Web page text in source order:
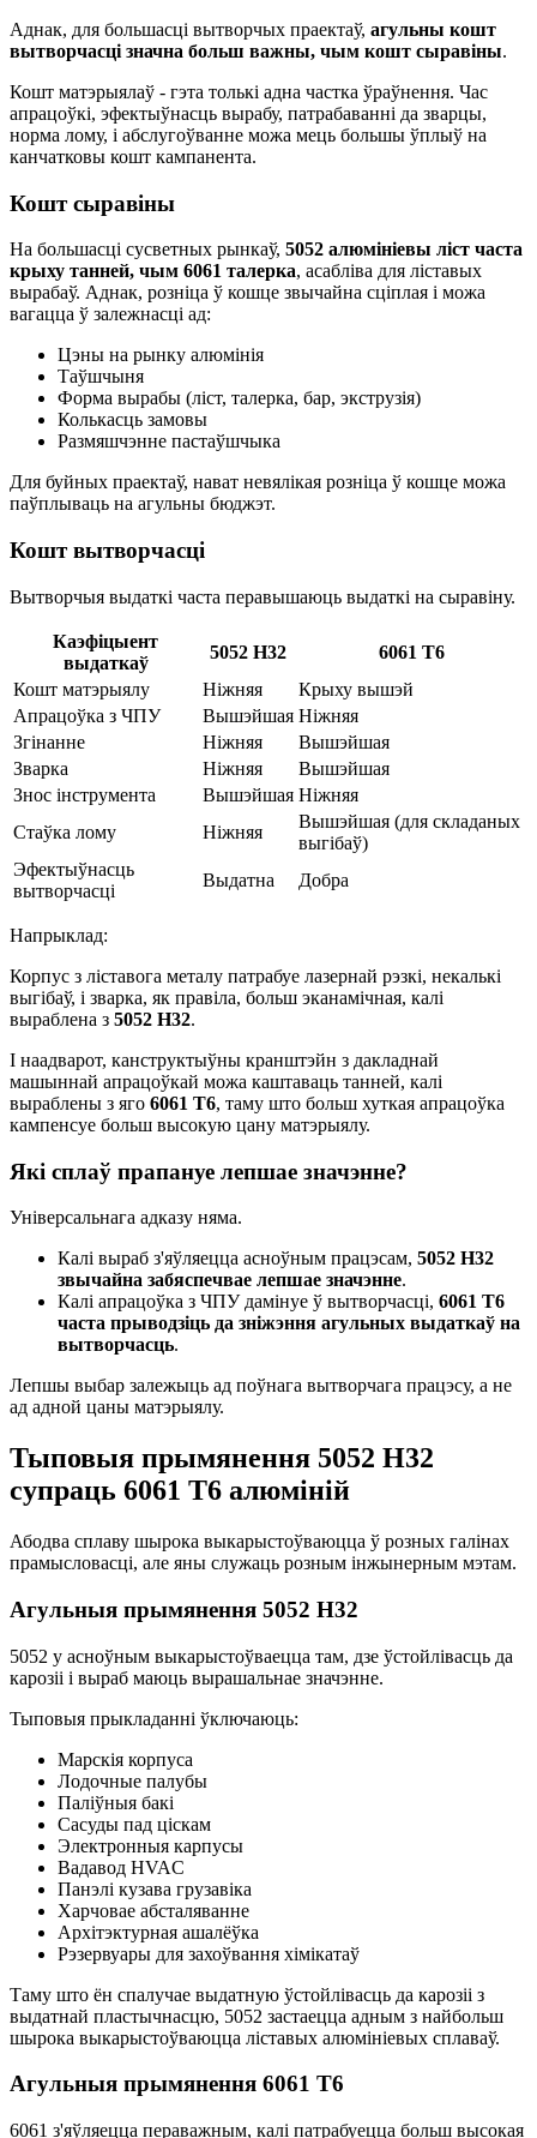
Аднак, для большасці вытворчых праектаў, агульны кошт
вытворчасці значна больш важны, чым кошт сыравіны.
Кошт матэрыялаў - гэта толькі адна частка ўраўнення. Час
апрацоўкі, эфектыўнасць вырабу, патрабаванні да зварцы,
норма лому, і абслугоўванне можа мець большы ўплыў на
канчатковы кошт кампанента.
Кошт сыравіны
На большасці сусветных рынкаў, 5052 алюмініевы ліст часта
крыху танней, чым 6061 талерка, асабліва для ліставых
вырабаў. Аднак, розніца ў кошце звычайна сціплая і можа
вагацца ў залежнасці ад:
Цэны на рынку алюмінія
Таўшчыня
Форма вырабы (ліст, талерка, бар, экструзія)
Колькасць замовы
Размяшчэнне пастаўшчыка
Для буйных праектаў, нават невялікая розніца ў кошце можа
паўплываць на агульны бюджэт.
Кошт вытворчасці
Вытворчыя выдаткі часта перавышаюць выдаткі на сыравіну.
Каэфіцыент
выдаткаў
5052 H32
6061 Т6
Кошт матэрыялу
Ніжняя
Крыху вышэй
Апрацоўка з ЧПУ
Вышэйшая Ніжняя
Згінанне
Ніжняя
Вышэйшая
Зварка
Ніжняя
Вышэйшая
Знос інструмента
Вышэйшая Ніжняя
Стаўка лому
Ніжняя
Вышэйшая (для складаных
выгібаў)
Эфектыўнасць
вытворчасці
Выдатна Добра
Напрыклад:
Корпус з ліставога металу патрабуе лазернай рэзкі, некалькі
выгібаў, і зварка, як правіла, больш эканамічная, калі
выраблена з 5052 H32.
І наадварот, канструктыўны кранштэйн з дакладнай
машыннай апрацоўкай можа каштаваць танней, калі
выраблены з яго 6061 Т6, таму што больш хуткая апрацоўка
кампенсуе больш высокую цану матэрыялу.
Які сплаў прапануе лепшае значэнне?
Універсальнага адказу няма.
Калі выраб з'яўляецца асноўным працэсам, 5052 H32
звычайна забяспечвае лепшае значэнне.
Калі апрацоўка з ЧПУ дамінуе ў вытворчасці, 6061 T6
часта прыводзіць да зніжэння агульных выдаткаў на
вытворчасць.
Лепшы выбар залежыць ад поўнага вытворчага працэсу, а не
ад адной цаны матэрыялу.
Тыповыя прымянення 5052 H32
супраць 6061 Т6 алюміній
Абодва сплаву шырока выкарыстоўваюцца ў розных галінах
прамысловасці, але яны служаць розным інжынерным мэтам.
Агульныя прымянення 5052 H32
5052 у асноўным выкарыстоўваецца там, дзе ўстойлівасць да
карозіі і выраб маюць вырашальнае значэнне.
Тыповыя прыкладанні ўключаюць:
Марскія корпуса
Лодочные палубы
Паліўныя бакі
Сасуды пад ціскам
Электронныя карпусы
Вадавод HVAC
Панэлі кузава грузавіка
Харчовае абсталяванне
Архітэктурная ашалёўка
Рэзервуары для захоўвання хімікатаў
Таму што ён спалучае выдатную ўстойлівасць да карозіі з
выдатнай пластычнасцю, 5052 застаецца адным з найбольш
шырока выкарыстоўваюцца ліставых алюмініевых сплаваў.
Агульныя прымянення 6061 Т6
6061 з'яўляецца пераважным, калі патрабуецца больш высокая